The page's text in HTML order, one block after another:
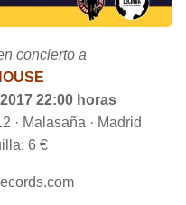
concierto a
22:00 horas
· Malasaña · Madrid
6 €